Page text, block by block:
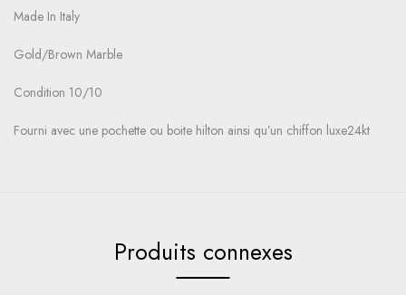
Made In Italy
Gold/Brown Marble
Condition 10/10
Fourni avec une pochette ou boite hilton ainsi qu’un chiffon luxe24kt
Produits connexes